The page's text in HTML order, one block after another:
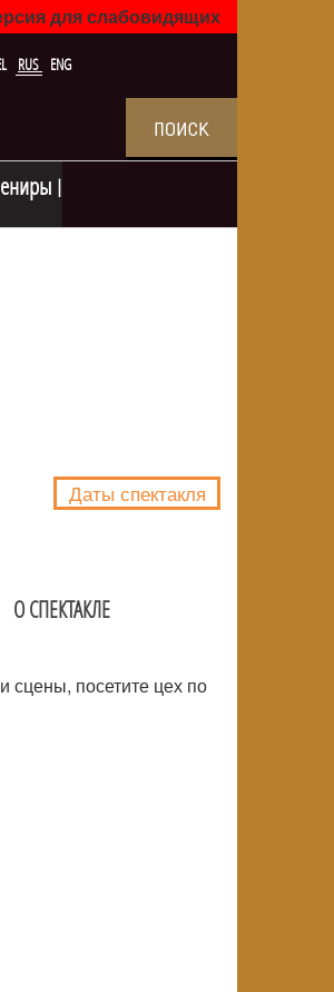
для слабовидящих
RUS ENG
Даты спектакля
О СПЕКТАКЛЕ
сцены, посетите цех по